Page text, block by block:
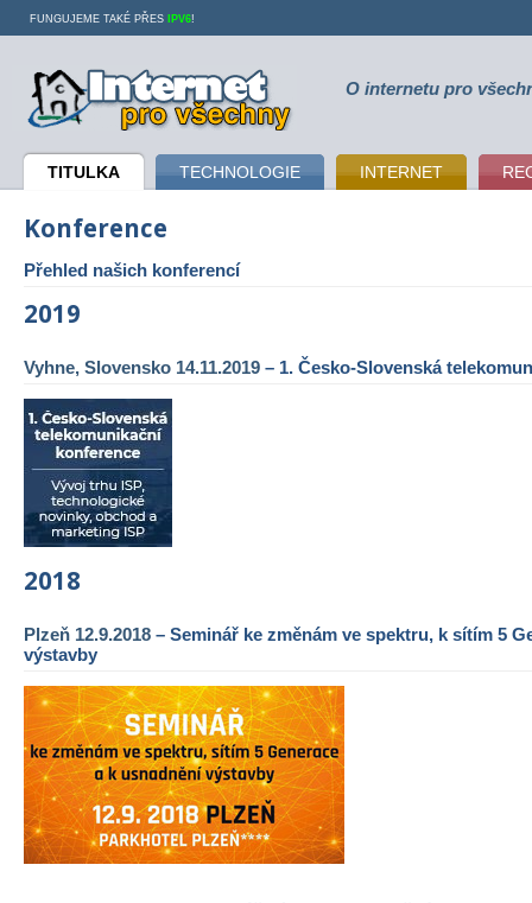
Internet pro všechny O internetu pro
TITULKA TECHNOLOGIE INTERNET
FUNGUJEME TAKÉ PŘES IPV6!
Konference
Přehled našich konferencí
2019
Vyhne, Slovensko 14.11.2019 – 1. Česko-Slovenská
2018
Plzeň 12.9.2018 – Seminář ke změnám ve spektru, k sítím 5
výstavby